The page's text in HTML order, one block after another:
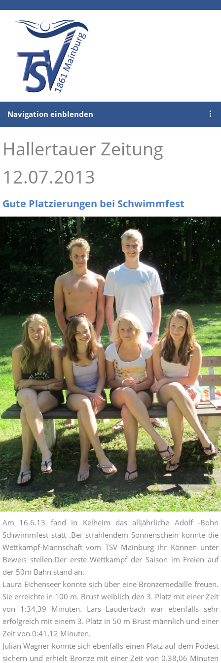
Navigation einblenden
Hallertauer Zeitung
12.07.2013
Gute Platzierungen bei Schwimmfest
Am 16.6.13 fand in Kelheim das alljährliche Adolf -Bohn
Schwimmfest statt .Bei strahlendem Sonnenschein konnte die
Wettkampf-Mannschaft vom TSV Mainburg ihr Können unter
Beweis stellen.Der erste Wettkampf der Saison im Freien auf
der 50m Bahn stand an.
Laura Eichenseer konnte sich über eine Bronzemedaille freuen.
Sie erreichte in 100 m. Brust weiblich den 3. Platz mit einer Zeit
von 1:34,39 Minuten. Lars Lauderbach war ebenfalls sehr
erfolgreich mit einem 3. Platz in 50 m Brust männlich und einer
Zeit von 0:41,12 Minuten.
Julian Wagner konnte sich ebenfalls einen Platz auf dem Podest
sichern und erhielt Bronze mit einer Zeit von 0.38,06 Minuten